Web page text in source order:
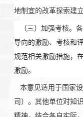
地制宜的改革探索建
（三）加强考核。
导向的激励、考核和
规范相关激励措施，
激励。
本意见适用于国家
司）。其他单位对知
精神，结合各自实际